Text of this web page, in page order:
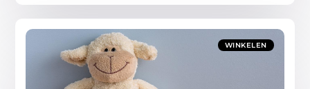
WINKELEN